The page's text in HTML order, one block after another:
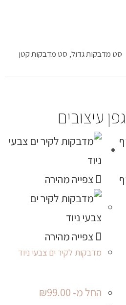
סט מדבקות גדול, סט מדבקות קטן
עיצובים
צפייה מהירה
צפייה מהירה
מדבקות לקיר ים צבעי ניוד
החל מ- ₪99.00